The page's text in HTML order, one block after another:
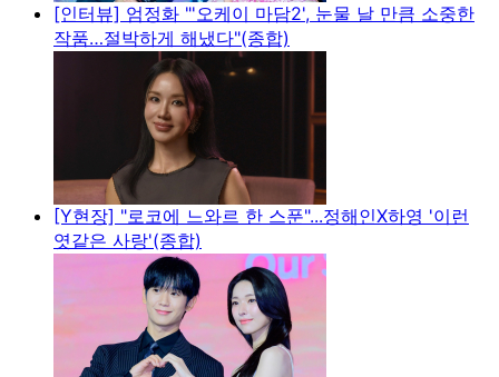
[인터뷰] 엄정화 "'오케이 마담2', 눈물 날 만큼 소중한
작품…절박하게 해냈다"(종합)
[Y현장] "로코에 느와르 한 스푼"...정해인X하영 '이런
엿같은 사랑'(종합)